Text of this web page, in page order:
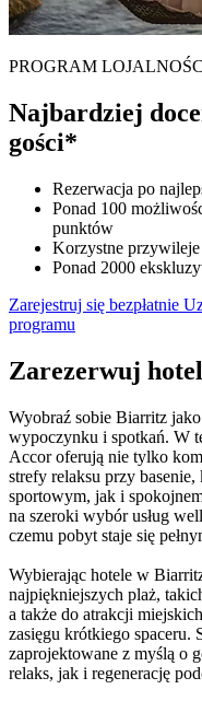
PROGRAM
Najbardziej
gości*
Rezerwacja po
Ponad 100
punktów
Korzystne
Ponad 2000
Zarejestruj się bezpłatnie
programu
Zarezerwuj
Wyobraź sobie Biarritz
wypoczynku i spotkań. W
Accor oferują nie tylko
strefy relaksu przy
sportowym, jak i
na szeroki wybór usług
czemu pobyt staje się
Wybierając hotele w
najpiękniejszych plaż,
a także do atrakcji
zasięgu krótkiego spaceru.
zaprojektowane z myślą o
relaks, jak i regenerację